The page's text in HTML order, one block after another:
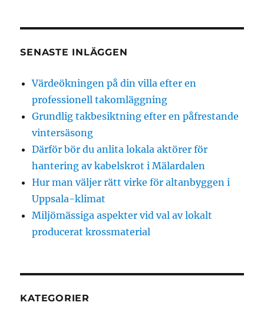
SENASTE INLÄGGEN
Värdeökningen på din villa efter en
professionell takomläggning
Grundlig takbesiktning efter en påfrestande
vintersäsong
Därför bör du anlita lokala aktörer för
hantering av kabelskrot i Mälardalen
Hur man väljer rätt virke för altanbyggen i
Uppsala-klimat
Miljömässiga aspekter vid val av lokalt
producerat krossmaterial
KATEGORIER